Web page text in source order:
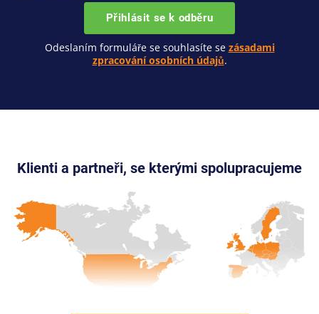
Přihlásit se k odběru
Odeslaním formuláře se souhlasíte se zásadami
zpracování osobních údajů.
Klienti a partneři, se kterými spolupracujeme